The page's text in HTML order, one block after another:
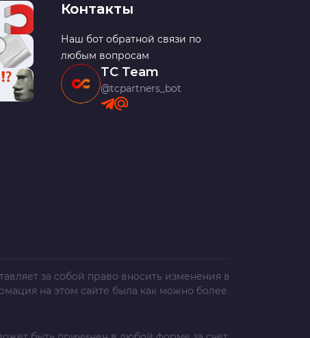
Контакты
Наш бот обратной связи по
любым вопросам
TC Team
@tcpartners_bot
за собой право вносить изменения в
на этом сайте была как можно более